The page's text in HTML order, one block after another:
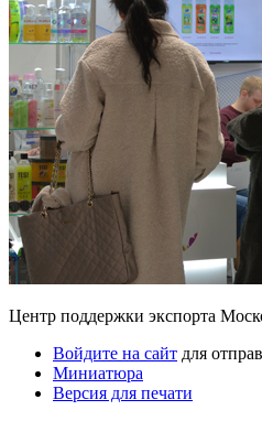
Центр поддержки экспорта
Войдите на сайт для
Миниатюра
Версия для печати